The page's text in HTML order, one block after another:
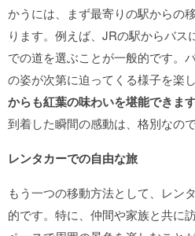
かうには、まず最寄りの駅からの
ります。例えば、JRの駅からバス
での道を選ぶことが一般的です。
の姿が次第に迫ってくる様子を楽
からも紅葉の味わいを堪能できます
到着した瞬間の感動は、格別なので
レンタカーでの自由な旅
もう一つの移動方法として、レン
的です。特に、仲間や家族と共に